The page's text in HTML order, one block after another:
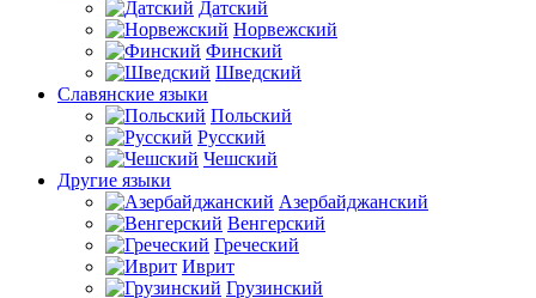
Датский
Норвежский
Финский
Шведский
Славянские языки
Польский
Русский
Чешский
Другие языки
Азербайджанский
Венгерский
Греческий
Иврит
Грузинский